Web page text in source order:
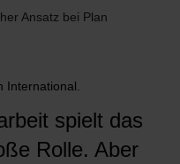
Ansatz bei Plan
International.
spielt das
Rolle. Aber